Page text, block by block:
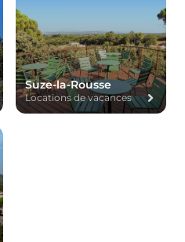
Suze-la-Rousse
Locations de vacances